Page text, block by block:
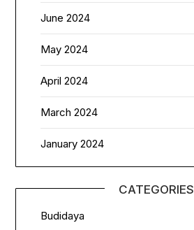
June 2024
May 2024
April 2024
March 2024
January 2024
CATEGORIES
Budidaya